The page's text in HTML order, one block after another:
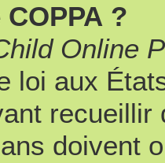
?
Online
loi aux
doivent